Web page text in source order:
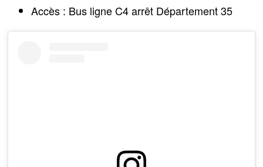
Accès : Bus ligne C4 arrêt Département 35